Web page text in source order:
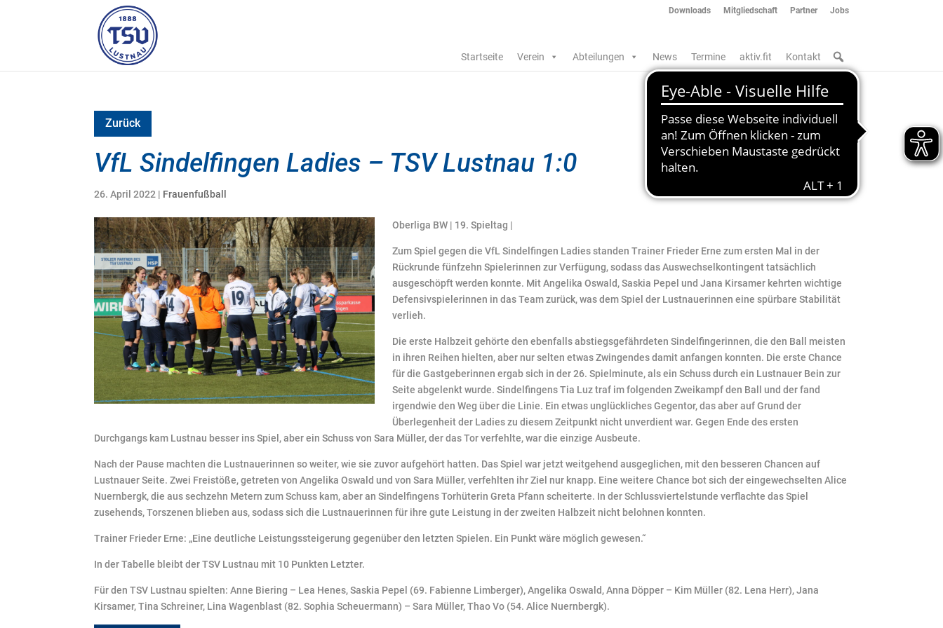
Downloads Mitgliedschaft Partner Jobs
Startseite Verein Abteilungen News Termine aktiv.fit Kontakt
Zurück
VfL Sindelfingen Ladies – TSV Lustnau 1:0
26. April 2022 | Frauenfußball
Oberliga BW | 19. Spieltag |
Zum Spiel gegen die VfL Sindelfingen Ladies standen Trainer Frieder Erne zum ersten Mal in der
Rückrunde fünfzehn Spielerinnen zur Verfügung, sodass das Auswechselkontingent tatsächlich
ausgeschöpft werden konnte. Mit Angelika Oswald, Saskia Pepel und Jana Kirsamer kehrten wichtige
Defensivspielerinnen in das Team zurück, was dem Spiel der Lustnauerinnen eine spürbare Stabilität
verlieh.
Die erste Halbzeit gehörte den ebenfalls abstiegsgefährdeten Sindelfingerinnen, die den Ball meisten
in ihren Reihen hielten, aber nur selten etwas Zwingendes damit anfangen konnten. Die erste Chance
für die Gastgeberinnen ergab sich in der 26. Spielminute, als ein Schuss durch ein Lustnauer Bein zur
Seite abgelenkt wurde. Sindelfingens Tia Luz traf im folgenden Zweikampf den Ball und der fand
irgendwie den Weg über die Linie. Ein etwas unglückliches Gegentor, das aber auf Grund der
Überlegenheit der Ladies zu diesem Zeitpunkt nicht unverdient war. Gegen Ende des ersten
Durchgangs kam Lustnau besser ins Spiel, aber ein Schuss von Sara Müller, der das Tor verfehlte, war die einzige Ausbeute.
Nach der Pause machten die Lustnauerinnen so weiter, wie sie zuvor aufgehört hatten. Das Spiel war jetzt weitgehend ausgeglichen, mit den besseren Chancen auf
Lustnauer Seite. Zwei Freistöße, getreten von Angelika Oswald und von Sara Müller, verfehlten ihr Ziel nur knapp. Eine weitere Chance bot sich der eingewechselten Alice
Nuernbergk, die aus sechzehn Metern zum Schuss kam, aber an Sindelfingens Torhüterin Greta Pfann scheiterte. In der Schlussviertelstunde verflachte das Spiel
zusehends, Torszenen blieben aus, sodass sich die Lustnauerinnen für ihre gute Leistung in der zweiten Halbzeit nicht belohnen konnten.
Trainer Frieder Erne: „Eine deutliche Leistungssteigerung gegenüber den letzten Spielen. Ein Punkt wäre möglich gewesen.“
In der Tabelle bleibt der TSV Lustnau mit 10 Punkten Letzter.
Für den TSV Lustnau spielten: Anne Biering – Lea Henes, Saskia Pepel (69. Fabienne Limberger), Angelika Oswald, Anna Döpper – Kim Müller (82. Lena Herr), Jana
Kirsamer, Tina Schreiner, Lina Wagenblast (82. Sophia Scheuermann) – Sara Müller, Thao Vo (54. Alice Nuernbergk).